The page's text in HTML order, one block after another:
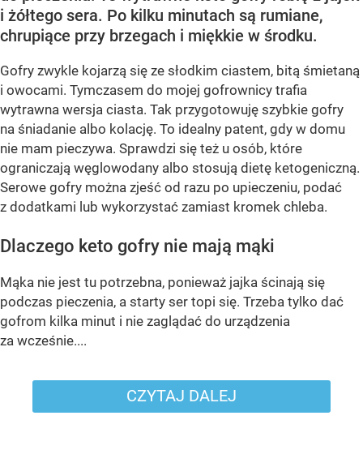
i żółtego sera. Po kilku minutach są rumiane,
chrupiące przy brzegach i miękkie w środku.
Gofry zwykle kojarzą się ze słodkim ciastem, bitą śmietaną
i owocami. Tymczasem do mojej gofrownicy trafia
wytrawna wersja ciasta. Tak przygotowuję szybkie gofry
na śniadanie albo kolację. To idealny patent, gdy w domu
nie mam pieczywa. Sprawdzi się też u osób, które
ograniczają węglowodany albo stosują dietę ketogeniczną.
Serowe gofry można zjeść od razu po upieczeniu, podać
z dodatkami lub wykorzystać zamiast kromek chleba.
Dlaczego keto gofry nie mają mąki
Mąka nie jest tu potrzebna, ponieważ jajka ścinają się
podczas pieczenia, a starty ser topi się. Trzeba tylko dać
gofrom kilka minut i nie zaglądać do urządzenia
za wcześnie....
CZYTAJ DALEJ